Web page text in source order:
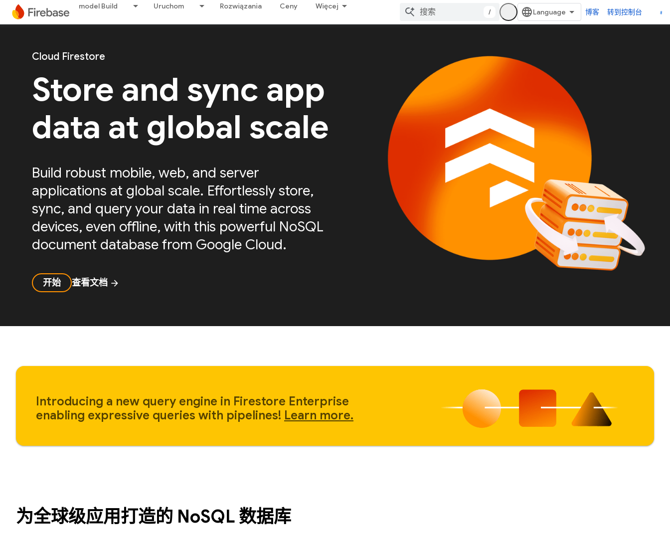
model Build Uruchom Rozwiązania Ceny Więcej
/ 博客 转到控制台
Cloud Firestore
Store and sync app
data at global scale
Build robust mobile, web, and server
applications at global scale. Effortlessly store,
sync, and query your data in real time across
devices, even offline, with this powerful NoSQL
document database from Google Cloud.
开始 查看文档 arrow_forward
Introducing a new query engine in Firestore Enterprise
enabling expressive queries with pipelines! Learn more.
为全球级应用打造的 NoSQL 数据库